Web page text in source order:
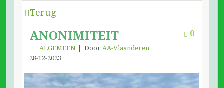
Terug
0
ANONIMITEIT
ALGEMEEN Door AA-Vlaanderen
28-12-2023